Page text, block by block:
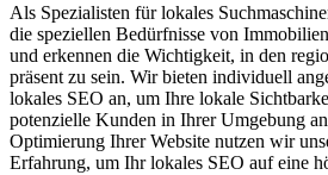
Als Spezialisten für lokales
die speziellen Bedürfnisse von
und erkennen die Wichtigkeit, in den
präsent zu sein. Wir bieten individuell
lokales SEO an, um Ihre lokale
potenzielle Kunden in Ihrer Umgebung
Optimierung Ihrer Website nutzen wir
Erfahrung, um Ihr lokales SEO auf eine